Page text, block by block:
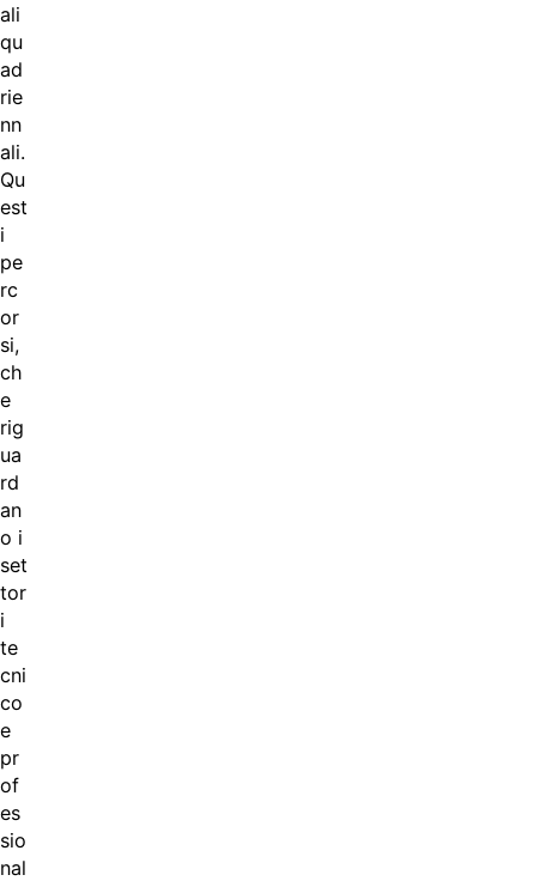
ali
qu
ad
rie
nn
ali.
Qu
est
i
pe
rc
or
si,
ch
e
rig
ua
rd
an
o i
set
tor
i
te
cni
co
e
pr
of
es
sio
nal